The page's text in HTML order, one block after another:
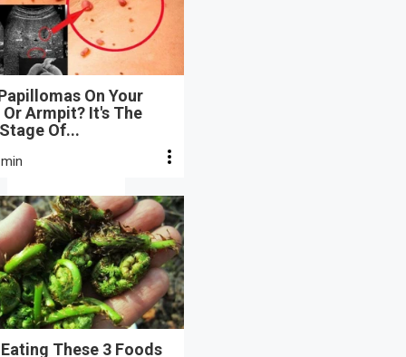
On Your
Armpit? It's The
Of...
These 3 Foods